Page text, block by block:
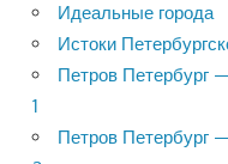
Идеальные города
Истоки
Петров
1
Петров